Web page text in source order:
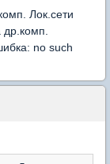
Лок.сети
no such